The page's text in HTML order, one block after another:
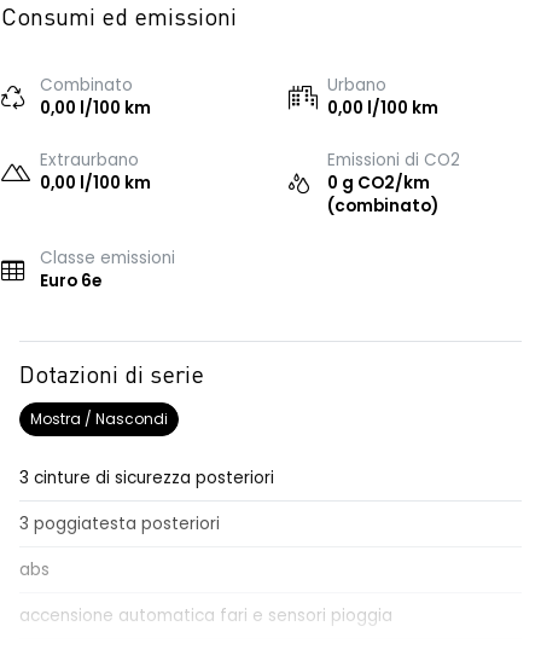
Consumi ed emissioni
Combinato
0,00 l/100 km
Urbano
0,00 l/100 km
Extraurbano
0,00 l/100 km
Emissioni di CO2
0 g CO2/km
(combinato)
Classe emissioni
Euro 6e
Dotazioni di serie
Mostra / Nascondi
3 cinture di sicurezza posteriori
3 poggiatesta posteriori
abs
accensione automatica fari e sensori pioggia